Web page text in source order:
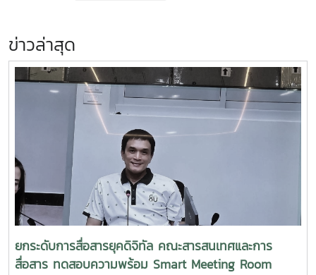
ข่าวล่าสุด
ยกระดับการสื่อสารยุคดิจิทัล คณะสารสนเทศและการ
สื่อสาร ทดสอบความพร้อม Smart Meeting Room